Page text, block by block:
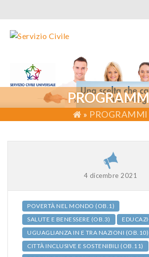
» PROGRAMMI
4 dicembre 2021
POVERTÀ NEL MONDO (OB.1)
SALUTE E BENESSERE (OB.3)
UGUAGLIANZA IN E TRA NAZIONI (OB.10)
CITTÀ INCLUSIVE E SOSTENIBILI (OB.11)